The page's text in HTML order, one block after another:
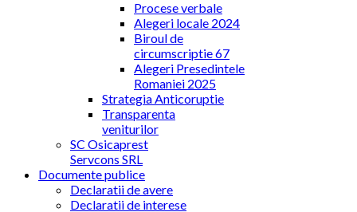
Procese verbale
Alegeri locale 2024
Biroul de
circumscriptie 67
Alegeri Presedintele
Romaniei 2025
Strategia Anticoruptie
Transparenta
veniturilor
SC Osicaprest
Servcons SRL
Documente publice
Declaratii de avere
Declaratii de interese